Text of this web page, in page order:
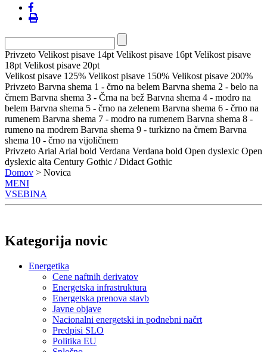
Privzeto Velikost pisave 14pt Velikost pisave 16pt Velikost pisave
18pt Velikost pisave 20pt
Velikost pisave 125% Velikost pisave 150% Velikost pisave 200%
Privzeto Barvna shema 1 - črno na belem Barvna shema 2 - belo na
črnem Barvna shema 3 - Črna na bež Barvna shema 4 - modro na
belem Barvna shema 5 - črno na zelenem Barvna shema 6 - črno na
rumenem Barvna shema 7 - modro na rumenem Barvna shema 8 -
rumeno na modrem Barvna shema 9 - turkizno na črnem Barvna
shema 10 - črno na vijoličnem
Privzeto Arial Arial bold Verdana Verdana bold Open dyslexic Open
dyslexic alta Century Gothic / Didact Gothic
Domov > Novica
MENI
VSEBINA
Kategorija novic
Energetika
Cene naftnih derivatov
Energetska infrastruktura
Energetska prenova stavb
Javne objave
Nacionalni energetski in podnebni načrt
Predpisi SLO
Politika EU